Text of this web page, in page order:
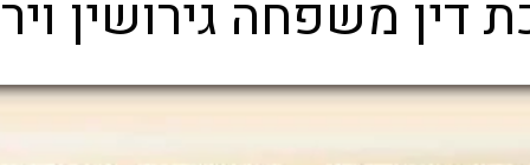
דין משפחה גירושין